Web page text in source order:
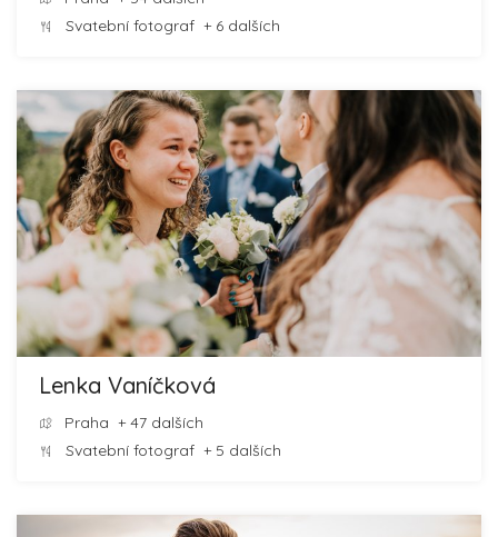
Svatební fotograf + 6 dalších
Lenka Vaníčková
Praha + 47 dalších
Svatební fotograf + 5 dalších